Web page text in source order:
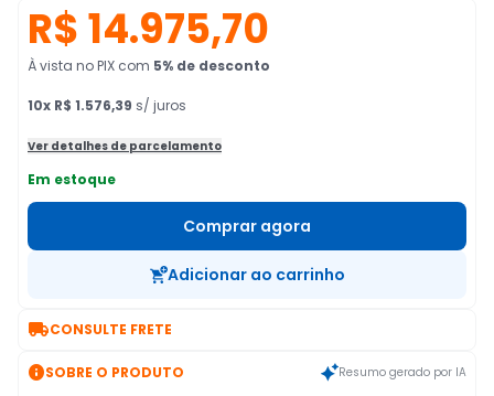
R$ 14.975,70
À vista no PIX com 5% de desconto
10x R$ 1.576,39 s/ juros
Ver detalhes de parcelamento
Em estoque
Comprar agora
Adicionar ao carrinho
CONSULTE FRETE
SOBRE O PRODUTO Resumo gerado por IA